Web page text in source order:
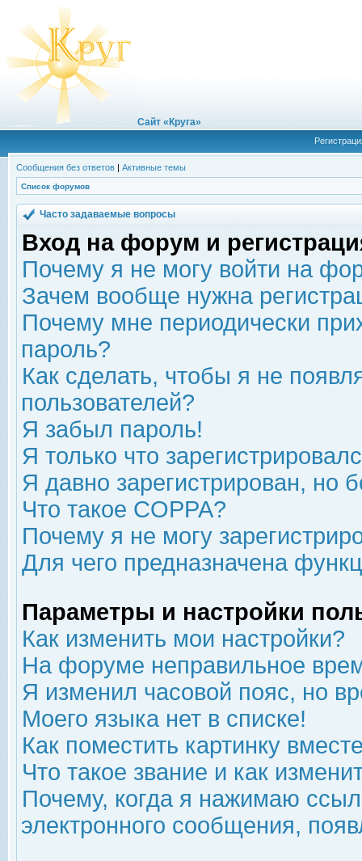
Сайт «Круга»
Сообщения без ответов | Активные темы
Список форумов
Часто задаваемые вопросы
Вход на форум и
Почему я не могу войти на
Зачем вообще нужна
Почему мне периодически
пароль?
Как сделать, чтобы я не
пользователей?
Я забыл пароль!
Я только что
Я давно зарегистрирован, но
Что такое COPPA?
Почему я не могу
Для чего предназначена
Параметры и настройки
Как изменить мои настройки?
На форуме неправильное
Я изменил часовой пояс, но
Моего языка нет в списке!
Как поместить картинку
Что такое звание и как
Почему, когда я нажимаю
электронного сообщения,